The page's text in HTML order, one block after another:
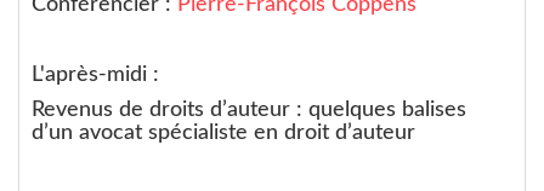
Conférencier : Pierre-François Coppens
L'après-midi :
Revenus de droits d’auteur : quelques balises
d’un avocat spécialiste en droit d’auteur